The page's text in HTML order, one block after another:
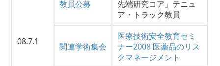
08.7.1
教員公募
先端研究コア」テニュ
ア・トラック教員
関連学術集会
医療技術安全教育セミ
ナー2008 医薬品のリス
クマネージメント